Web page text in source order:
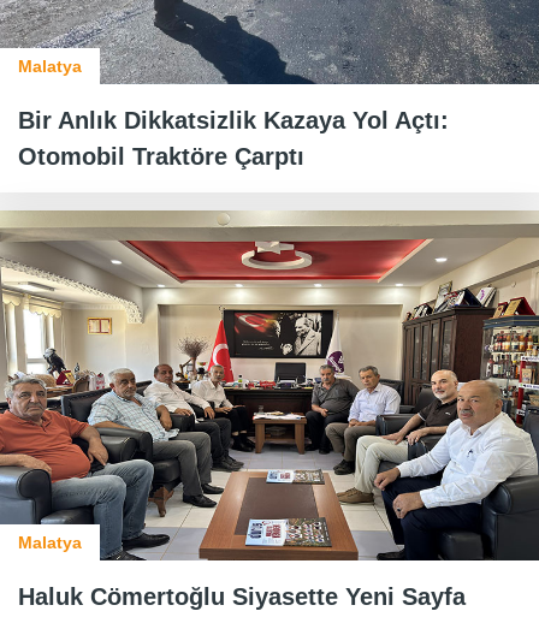
Malatya
Bir Anlık Dikkatsizlik Kazaya Yol Açtı:
Otomobil Traktöre Çarptı
Malatya
Haluk Cömertoğlu Siyasette Yeni Sayfa